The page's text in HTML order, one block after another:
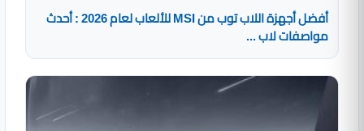
أفضل أجهزة اللاب توب من MSI للألعاب لعام 2026 : أحدث
مواصفات لاب ...